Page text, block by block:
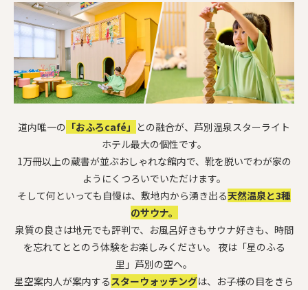
道内唯一の 「おふろcafé」 との融合が、芦別温泉スターライト
ホテル最大の個性です。
1万冊以上の蔵書が並ぶおしゃれな館内で、靴を脱いでわが家の
ようにくつろいでいただけます。
そして何といっても自慢は、敷地内から湧き出る天然温泉と3種
のサウナ。
泉質の良さは地元でも評判で、お風呂好きもサウナ好きも、時間
を忘れてととのう体験をお楽しみください。 夜は「星のふる
里」芦別の空へ。
星空案内人が案内する スターウォッチングは、お子様の目をきら